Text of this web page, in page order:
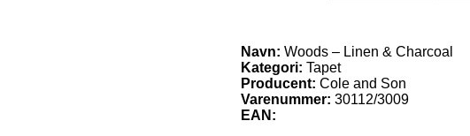
Navn: Woods – Linen & Charcoal
Kategori: Tapet
Producent: Cole and Son
Varenummer: 30112/3009
EAN: